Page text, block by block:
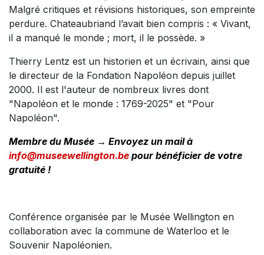
Malgré critiques et révisions historiques, son empreinte
perdure. Chateaubriand l’avait bien compris : « Vivant,
il a manqué le monde ; mort, il le possède. »
Thierry Lentz est un historien et un écrivain, ainsi que
le directeur de la Fondation Napoléon depuis juillet
2000. Il est l'auteur de nombreux livres dont
"Napoléon et le monde : 1769-2025" et "Pour
Napoléon".
Membre du Musée → Envoyez un mail à
info@museewellington.be pour bénéficier de votre
gratuité !
Conférence organisée par le Musée Wellington en
collaboration avec la commune de Waterloo et le
Souvenir Napoléonien.